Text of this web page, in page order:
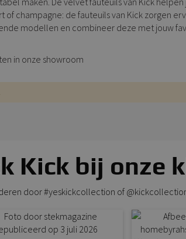
of champagne: de fauteuils van Kick zorgen
modellen en combineer deze met jouw
in onze showroom
Kick bij onze
door #yeskickcollection of